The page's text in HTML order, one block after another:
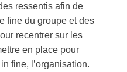
ressentis afin de
fine du groupe et des
recentrer sur les
en place pour
fine, l’organisation.